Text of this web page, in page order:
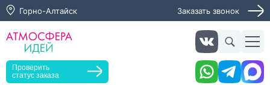
Горно-Алтайск Заказать звонок
Проверить
статус заказа
Получить консультацию
Оставьте заявку, мы свяжемся с вами в ближайшее
Заказать звонок